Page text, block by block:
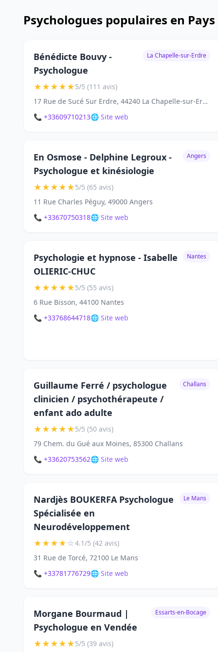
Psychologues populaires en
Bénédicte Bouvy -
Psychologue
La Chapelle-sur-Erdre
★★★★★5/5 (111 avis)
17 Rue de Sucé Sur Erdre, 44240 La Chapelle-sur-Erdre
📞 +33609710213🌐 Site web
En Osmose - Delphine Legroux -
Psychologue et kinésiologie
Angers
★★★★★5/5 (65 avis)
11 Rue Charles Péguy, 49000 Angers
📞 +33670750318🌐 Site web
Psychologie et hypnose - Isabelle
OLIERIC-CHUC
Nantes
★★★★★5/5 (55 avis)
6 Rue Bisson, 44100 Nantes
📞 +33768644718🌐 Site web
Guillaume Ferré / psychologue
clinicien / psychothérapeute /
enfant ado adulte
Challans
★★★★★5/5 (50 avis)
79 Chem. du Gué aux Moines, 85300 Challans
📞 +33620753562🌐 Site web
Nardjès BOUKERFA Psychologue
Spécialisée en
Neurodéveloppement
Le Mans
★★★★☆4.1/5 (42 avis)
31 Rue de Torcé, 72100 Le Mans
📞 +33781776729🌐 Site web
Morgane Bourmaud |
Psychologue en Vendée
Essarts-en-Bocage
★★★★★5/5 (39 avis)